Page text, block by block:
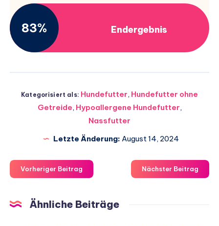
83% Endergebnis
Kategorisiert als: Hundefutter, Hundefutter ohne
Getreide, Hypoallergene Hundefutter,
Nassfutter
Letzte Änderung: August 14, 2024
Vorheriger Beitrag Nächster Beitrag
Ähnliche Beiträge